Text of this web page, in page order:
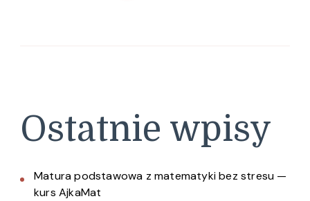
Ostatnie wpisy
Matura podstawowa z matematyki bez stresu —
kurs AjkaMat